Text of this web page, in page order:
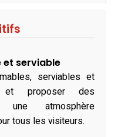
et serviable
serviables et
et proposer des
une atmosphère
tous les visiteurs.